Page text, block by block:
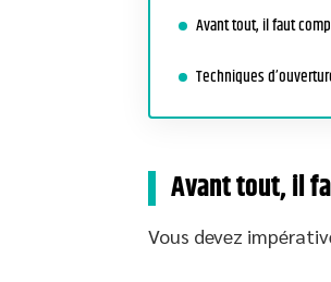
Avant tout, il faut
Techniques
Avant tout, il
Vous devez